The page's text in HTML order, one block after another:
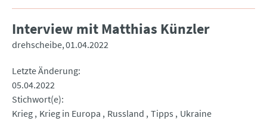
Interview mit Matthias Künzler
drehscheibe 01.04.2022
Letzte Änderung
05.04.2022
Stichwort(e)
Krieg Krieg in Europa Russland Tipps
Ukraine